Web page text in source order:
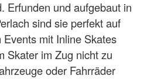
Erfunden und aufgebaut in
sind sie perfekt auf
mit Inline Skates
Skater im Zug nicht zu
oder Fahrräder